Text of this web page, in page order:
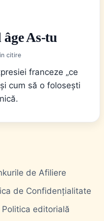
As-tu
franceze „ce
cum să o folosești
de Afiliere
de Confidențialitate
Politica editorială